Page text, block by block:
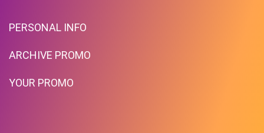
PERSONAL INFO
ARCHIVE PROMO
YOUR PROMO